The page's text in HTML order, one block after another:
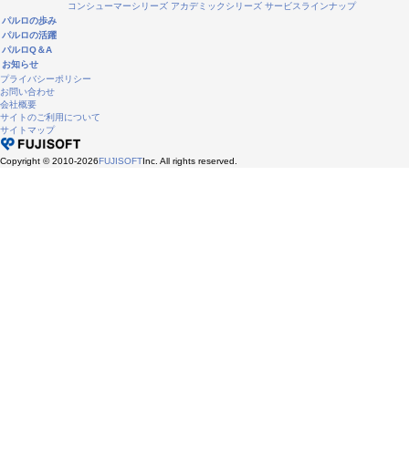
コンシューマーシリーズ アカデミックシリーズ サービスラインナップ
パルロの歩み
パルロの活躍
パルロQ＆A
お知らせ
プライバシーポリシー
お問い合わせ
会社概要
サイトのご利用について
サイトマップ
Copyright © 2010-2026FUJISOFTInc. All rights reserved.